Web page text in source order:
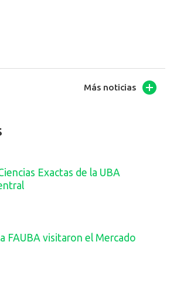
Más noticias
Exactas de la UBA
FAUBA visitaron el Mercado